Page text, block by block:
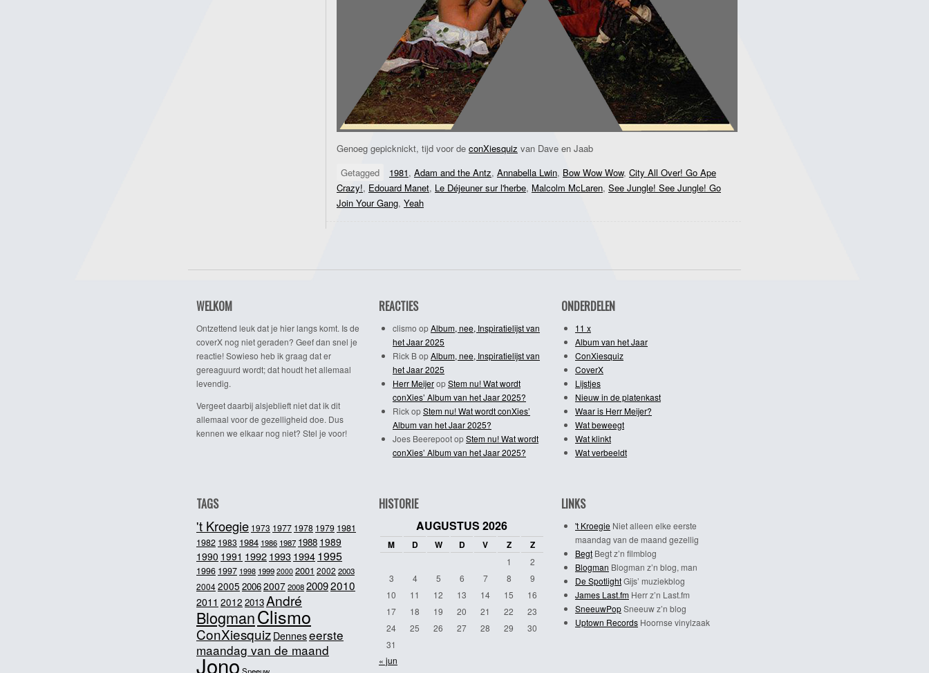
Genoeg gepicknickt, tijd voor de conXiesquiz van Dave en Jaab
Getagged
1981, Adam and the Antz, Annabella Lwin, Bow Wow Wow, City All Over! Go Ape
Crazy!, Edouard Manet, Le Déjeuner sur l'herbe, Malcolm McLaren, See Jungle! See Jungle! Go
Join Your Gang, Yeah
WELKOM
Ontzettend leuk dat je hier langs komt. Is de
coverX nog niet geraden? Geef dan snel je
reactie! Sowieso heb ik graag dat er
gereaguurd wordt; dat houdt het allemaal
levendig.
Vergeet daarbij alsjeblieft niet dat ik dit
allemaal voor de gezelligheid doe. Dus
kennen we elkaar nog niet? Stel je voor!
REACTIES
clismo opAlbum, nee, Inspiratielijst van
het Jaar 2025
Rick BopAlbum, nee, Inspiratielijst van
het Jaar 2025
Herr MeijeropStem nu! Wat wordt
conXies’ Album van het Jaar 2025?
RickopStem nu! Wat wordt conXies’
Album van het Jaar 2025?
Joes BeerepootopStem nu! Wat wordt
conXies’ Album van het Jaar 2025?
ONDERDELEN
11 x
Album van het Jaar
ConXiesquiz
CoverX
Lijstjes
Nieuw in de platenkast
Waar is Herr Meijer?
Wat beweegt
Wat klinkt
Wat verbeeldt
TAGS
't Kroegie 1973 1977 1978 1979 1981
1982 1983 1984 1986 1987 1988 1989
1990 1991 19921993 1994 1995
1996 1997 1998 1999 2000 2001 2002 2003
20042005 20062007200820092010
2011 2012 2013André
BlogmanClismo
ConXiesquiz Denneseerste
maandag van de maand
Jono
HISTORIE
AUGUSTUS 2026
M D W D V Z Z
1
2
3
4 5 6 7 8
9
10
11 12 13 14 15
16
17
18 19 20 21 22
23
24
25 26 27 28 29
30
31
« jun
LINKS
't Kroegie Niet alleen elke eerste
maandag van de maand gezellig
Begt Begt z’n filmblog
Blogman Blogman z’n blog, man
De SpotlightGijs’ muziekblog
James Last.fm Herr z’n Last.fm
SneeuwPopSneeuw z’n blog
Uptown Records Hoornse vinylzaak